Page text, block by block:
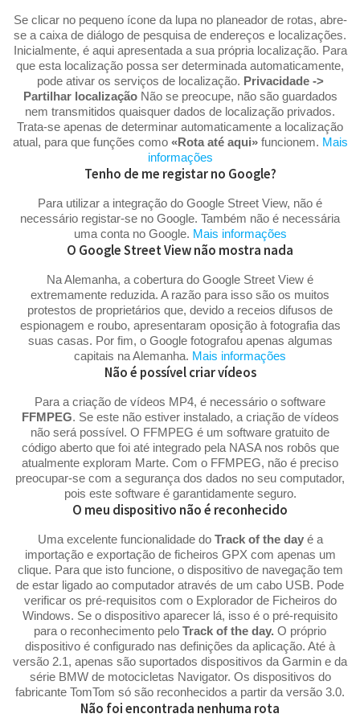
Se clicar no pequeno ícone da lupa no planeador de rotas, abre-
se a caixa de diálogo de pesquisa de endereços e localizações.
Inicialmente, é aqui apresentada a sua própria localização. Para
que esta localização possa ser determinada automaticamente,
pode ativar os serviços de localização. Privacidade ->
Partilhar localizaçãoNão se preocupe, não são guardados
nem transmitidos quaisquer dados de localização privados.
Trata-se apenas de determinar automaticamente a localização
atual, para que funções como «Rota até aqui»funcionem. Mais
informações
Tenho de me registar no Google?
Para utilizar a integração do Google Street View, não é
necessário registar-se no Google. Também não é necessária
uma conta no Google. Mais informações
O Google Street View não mostra nada
Na Alemanha, a cobertura do Google Street View é
extremamente reduzida. A razão para isso são os muitos
protestos de proprietários que, devido a receios difusos de
espionagem e roubo, apresentaram oposição à fotografia das
suas casas. Por fim, o Google fotografou apenas algumas
capitais na Alemanha. Mais informações
Não é possível criar vídeos
Para a criação de vídeos MP4, é necessário o software
FFMPEG. Se este não estiver instalado, a criação de vídeos
não será possível. O FFMPEG é um software gratuito de
código aberto que foi até integrado pela NASA nos robôs que
atualmente exploram Marte. Com o FFMPEG, não é preciso
preocupar-se com a segurança dos dados no seu computador,
pois este software é garantidamente seguro.
O meu dispositivo não é reconhecido
Uma excelente funcionalidade do Track of the dayé a
importação e exportação de ficheiros GPX com apenas um
clique. Para que isto funcione, o dispositivo de navegação tem
de estar ligado ao computador através de um cabo USB. Pode
verificar os pré-requisitos com o Explorador de Ficheiros do
Windows. Se o dispositivo aparecer lá, isso é o pré-requisito
para o reconhecimento pelo Track of the day. O próprio
dispositivo é configurado nas definições da aplicação. Até à
versão 2.1, apenas são suportados dispositivos da Garmin e da
série BMW de motocicletas Navigator. Os dispositivos do
fabricante TomTom só são reconhecidos a partir da versão 3.0.
Não foi encontrada nenhuma rota